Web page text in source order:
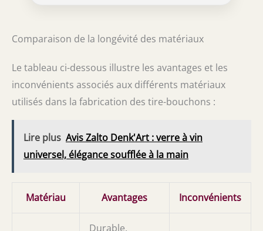
Comparaison de la longévité des matériaux
Le tableau ci-dessous illustre les avantages et les
inconvénients associés aux différents matériaux
utilisés dans la fabrication des tire-bouchons :
Lire plus Avis Zalto Denk'Art : verre à vin
universel, élégance soufflée à la main
Matériau Avantages Inconvénients
Durable,